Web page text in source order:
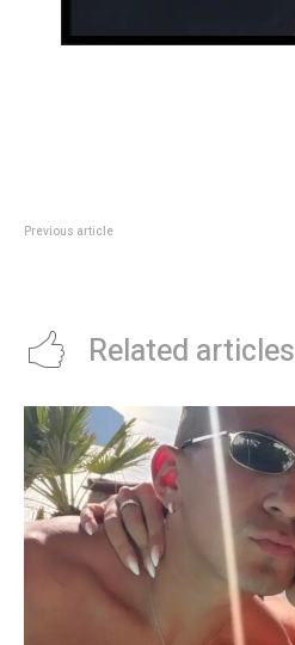
Previous article
Related articles